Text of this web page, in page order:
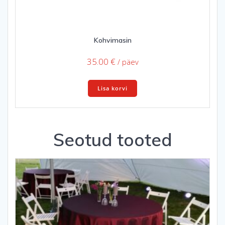
Kohvimasin
35.00 € / päev
Lisa korvi
Seotud tooted